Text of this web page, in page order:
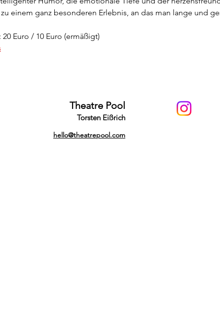
zu einem ganz besonderen Erlebnis, an das man lange und
20 Euro / 10 Euro (ermäßigt)
Theatre Pool
Torsten Eißrich
hello@theatrepool.com